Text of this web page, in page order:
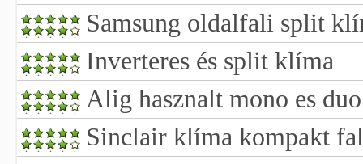
Samsung oldalfali split
Inverteres és split klíma
Alig hasznalt mono es
Sinclair klíma kompakt